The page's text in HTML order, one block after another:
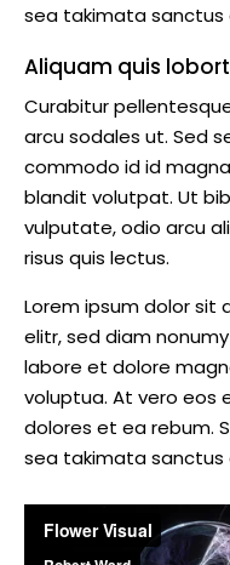
sea takimata sanctus
Aliquam quis
Curabitur
arcu sodales ut. Sed
commodo id id
blandit volutpat. Ut
vulputate, odio arcu
risus quis lectus.
Lorem ipsum dolor
elitr, sed diam
labore et dolore
voluptua. At vero eos
dolores et ea rebum.
sea takimata sanctus